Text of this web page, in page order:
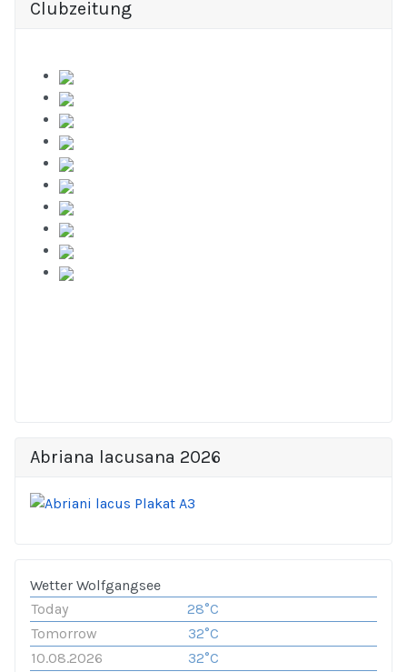
Clubzeitung
Abriana lacusana 2026
Wetter Wolfgangsee
Today
28°C
Tomorrow
32°C
10.08.2026
32°C